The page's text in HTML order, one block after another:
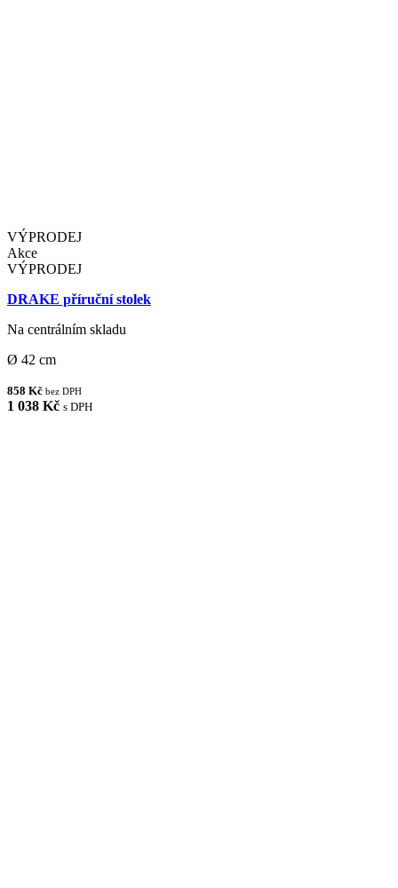
VÝPRODEJ
Akce
VÝPRODEJ
DRAKE příruční stolek
Na centrálním skladu
Ø 42 cm
858 Kč bez DPH
1 038 Kč s DPH